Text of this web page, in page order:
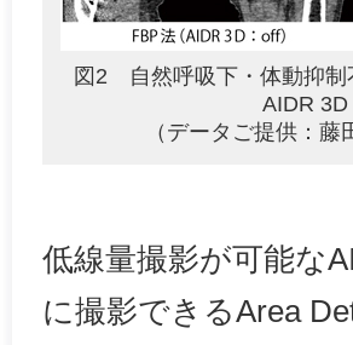
図2 自然呼吸下・体動抑制
AIDR 3D
（データご提供：
低線量撮影が可能な
に撮影できるArea